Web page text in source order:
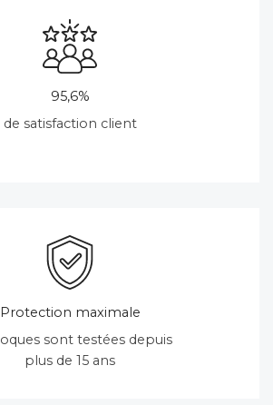
95,6%
de satisfaction client
Protection maximale
sont testées depuis
plus de 15 ans